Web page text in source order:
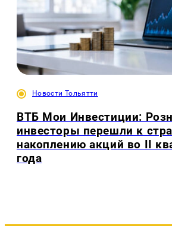
Новости Тольятти
ВТБ Мои Инвестиции:
инвесторы перешли к
накоплению акций во II
года